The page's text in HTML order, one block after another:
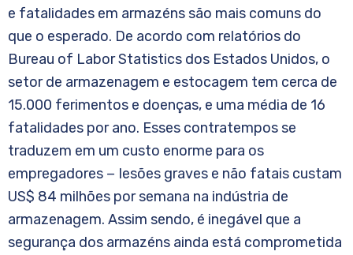
e fatalidades em armazéns são mais comuns do
que o esperado. De acordo com relatórios do
Bureau of Labor Statistics dos Estados Unidos, o
setor de armazenagem e estocagem tem cerca de
15.000 ferimentos e doenças, e uma média de 16
fatalidades por ano. Esses contratempos se
traduzem em um custo enorme para os
empregadores − lesões graves e não fatais custam
US$ 84 milhões por semana na indústria de
armazenagem. Assim sendo, é inegável que a
segurança dos armazéns ainda está comprometida